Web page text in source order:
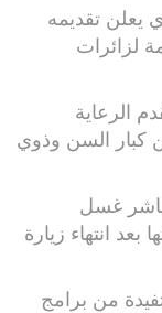
يعلن تقديمه
خدمة لزائرات
الرعاية
كبار السن وذوي
غسل
بعد انتهاء زيارة
مستفيدة من برامج